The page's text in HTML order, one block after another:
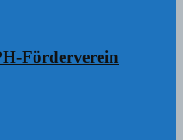
Förderverein